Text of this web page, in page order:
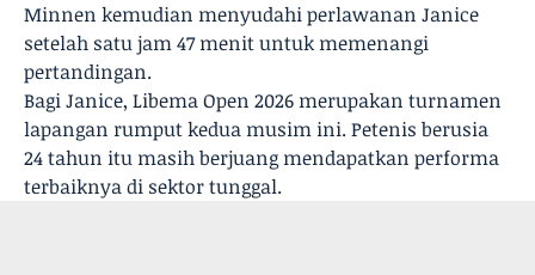
Minnen kemudian menyudahi perlawanan Janice
setelah satu jam 47 menit untuk memenangi
pertandingan.
Bagi Janice, Libema Open 2026 merupakan turnamen
lapangan rumput kedua musim ini. Petenis berusia
24 tahun itu masih berjuang mendapatkan performa
terbaiknya di sektor tunggal.